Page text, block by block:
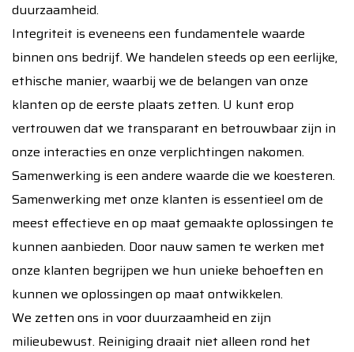
duurzaamheid.
Integriteit is eveneens een fundamentele waarde
binnen ons bedrijf. We handelen steeds op een eerlijke,
ethische manier, waarbij we de belangen van onze
klanten op de eerste plaats zetten. U kunt erop
vertrouwen dat we transparant en betrouwbaar zijn in
onze interacties en onze verplichtingen nakomen.
Samenwerking is een andere waarde die we koesteren.
Samenwerking met onze klanten is essentieel om de
meest effectieve en op maat gemaakte oplossingen te
kunnen aanbieden. Door nauw samen te werken met
onze klanten begrijpen we hun unieke behoeften en
kunnen we oplossingen op maat ontwikkelen.
We zetten ons in voor duurzaamheid en zijn
milieubewust. Reiniging draait niet alleen rond het